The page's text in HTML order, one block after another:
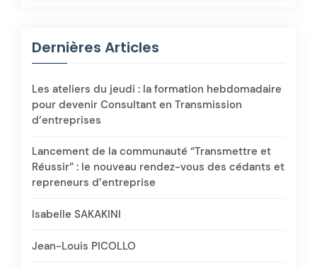
Dernières Articles
Les ateliers du jeudi : la formation hebdomadaire
pour devenir Consultant en Transmission
d’entreprises
Lancement de la communauté “Transmettre et
Réussir” : le nouveau rendez-vous des cédants et
repreneurs d’entreprise
Isabelle SAKAKINI
Jean-Louis PICOLLO